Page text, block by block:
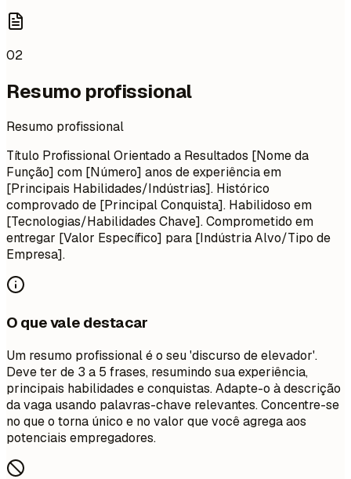
02
Resumo profissional
Resumo profissional
Título Profissional Orientado a Resultados [Nome da
Função] com [Número] anos de experiência em
[Principais Habilidades/Indústrias]. Histórico
comprovado de [Principal Conquista]. Habilidoso em
[Tecnologias/Habilidades Chave]. Comprometido em
entregar [Valor Específico] para [Indústria Alvo/Tipo de
Empresa].
O que vale destacar
Um resumo profissional é o seu 'discurso de elevador'.
Deve ter de 3 a 5 frases, resumindo sua experiência,
principais habilidades e conquistas. Adapte-o à descrição
da vaga usando palavras-chave relevantes. Concentre-se
no que o torna único e no valor que você agrega aos
potenciais empregadores.